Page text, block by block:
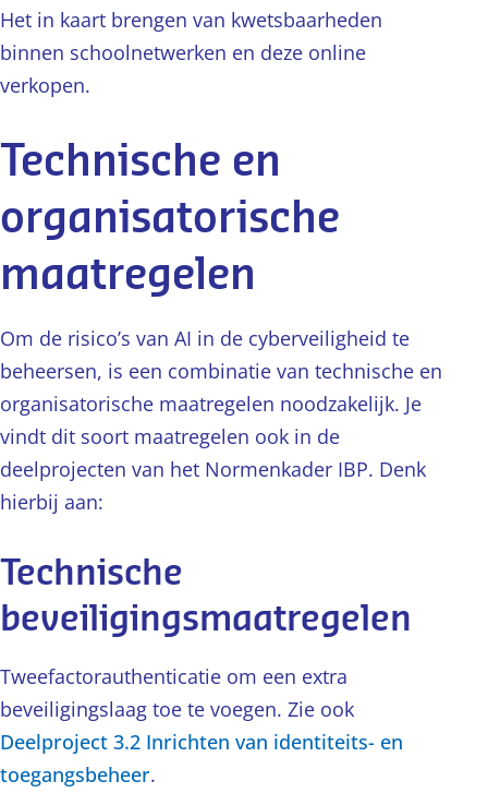
Het in kaart brengen van kwetsbaarheden
binnen schoolnetwerken en deze online
verkopen.
Technische en
organisatorische
maatregelen
Om de risico’s van AI in de cyberveiligheid te
beheersen, is een combinatie van technische en
organisatorische maatregelen noodzakelijk. Je
vindt dit soort maatregelen ook in de
deelprojecten van het Normenkader IBP. Denk
hierbij aan:
Technische
beveiligingsmaatregelen
Tweefactorauthenticatie om een extra
beveiligingslaag toe te voegen. Zie ook
Deelproject 3.2 Inrichten van identiteits- en
toegangsbeheer.